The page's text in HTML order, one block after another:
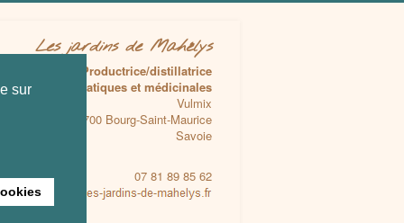
Les jardins de Mahélys
Productrice/distillatrice
Plantes aromatiques et médicinales
Vulmix
73700 Bourg-Saint-Maurice
Savoie
07 81 89 85 62